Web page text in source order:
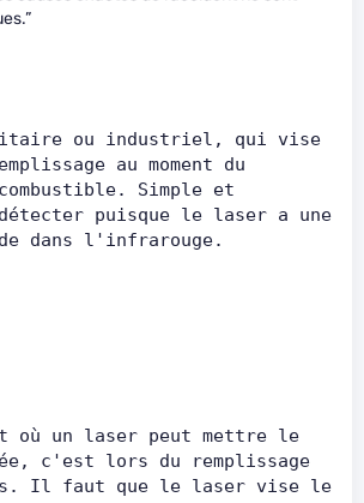
ou industriel, qui vise
au moment du
Simple et
puisque le laser a une
dans l'infrarouge.
où un laser peut mettre le
c'est lors du remplissage
Il faut que le laser vise le